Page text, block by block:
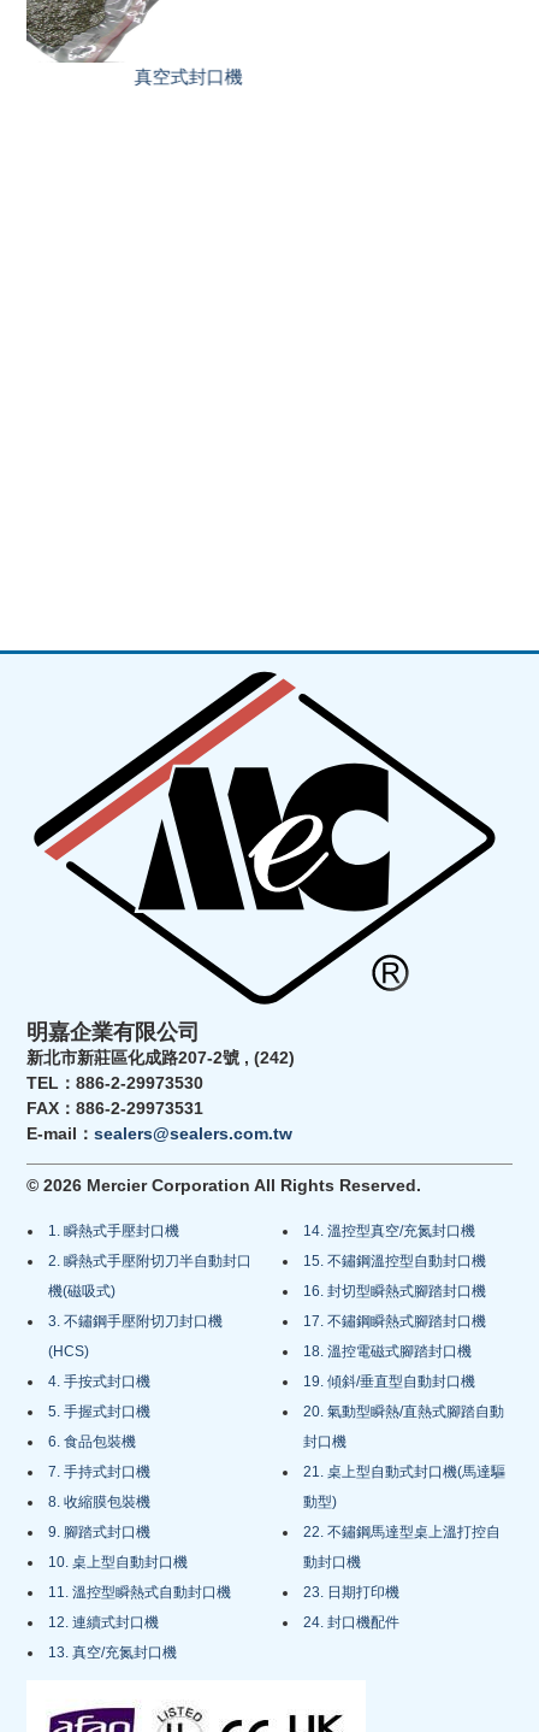
明嘉企業有限公司
新北市新莊區化成路207-2號 , (242)
TEL：886-2-29973530
FAX：886-2-29973531
E-mail：sealers@sealers.com.tw
© 2026 Mercier Corporation All Rights Reserved.
1. 瞬熱式手壓封口機
2. 瞬熱式手壓附切刀半自動封口
機(磁吸式)
3. 不鏽鋼手壓附切刀封口機
(HCS)
4. 手按式封口機
5. 手握式封口機
6. 食品包裝機
7. 手持式封口機
8. 收縮膜包裝機
9. 腳踏式封口機
10. 桌上型自動封口機
11. 溫控型瞬熱式自動封口機
12. 連續式封口機
13. 真空/充氮封口機
14. 溫控型真空/充氮封口機
15. 不鏽鋼溫控型自動封口機
16. 封切型瞬熱式腳踏封口機
17. 不鏽鋼瞬熱式腳踏封口機
18. 溫控電磁式腳踏封口機
19. 傾斜/垂直型自動封口機
20. 氣動型瞬熱/直熱式腳踏自動
封口機
21. 桌上型自動式封口機(馬達驅
動型)
22. 不鏽鋼馬達型桌上溫打控自
動封口機
23. 日期打印機
24. 封口機配件